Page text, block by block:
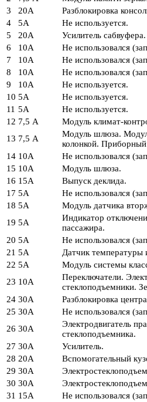
3
20А
Разблокировка
4
5А
Не используется.
5
20А
Усилитель сабвуфера.
6
10А
Не использовался
7
10А
Не использовался
8
10А
Не использовался
9
10А
Не используется.
10 5А
Не используется.
11 5А
Не используется.
12 7,5 А
Модуль климат-
13 7,5 А
Модуль шлюза.
колонкой.
14 10А
Не использовался
15 10А
Модуль шлюза.
16 15А
Выпуск деклида.
17 5А
Не использовался
18 5А
Модуль датчика
19 5А
Индикатор
пассажира.
20 5А
Не использовался
21 5А
Датчик температуры
22 5А
Модуль системы
23 10А
Переключатели.
стеклоподъемники.
24 30А
Разблокировка
25 30А
Не использовался
26 30А
Электродвигатель
стеклоподъемника.
27 30А
Усилитель.
28 20А
Вспомогательный
29 30А
30 30А
31 15А Не использовался